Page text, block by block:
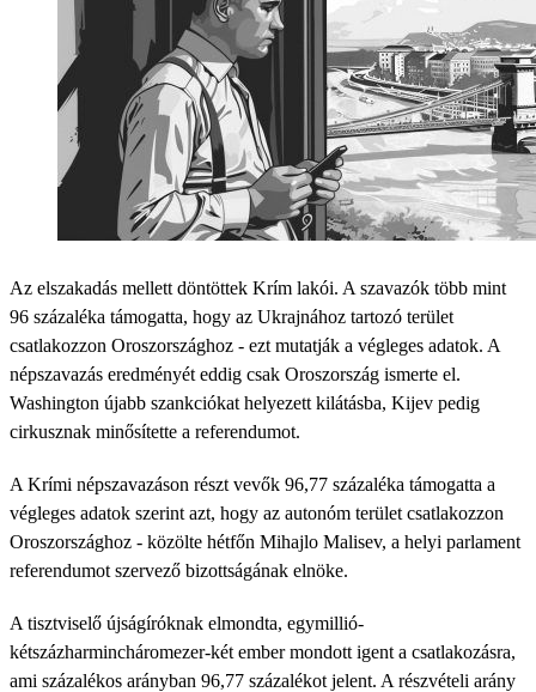
Az elszakadás mellett döntöttek Krím lakói. A szavazók több mint
96 százaléka támogatta, hogy az Ukrajnához tartozó terület
csatlakozzon Oroszországhoz - ezt mutatják a végleges adatok. A
népszavazás eredményét eddig csak Oroszország ismerte el.
Washington újabb szankciókat helyezett kilátásba, Kijev pedig
cirkusznak minősítette a referendumot.
A Krími népszavazáson részt vevők 96,77 százaléka támogatta a
végleges adatok szerint azt, hogy az autonóm terület csatlakozzon
Oroszországhoz - közölte hétfőn Mihajlo Malisev, a helyi parlament
referendumot szervező bizottságának elnöke.
A tisztviselő újságíróknak elmondta, egymillió-
kétszázharmincháromezer-két ember mondott igent a csatlakozásra,
ami százalékos arányban 96,77 százalékot jelent. A részvételi arány